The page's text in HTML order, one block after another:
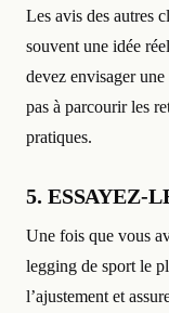
Les avis des autres
souvent une idée
devez envisager
pas à parcourir les
pratiques.
5. ESSAYEZ-
Une fois que vous
legging de sport le
l’ajustement et